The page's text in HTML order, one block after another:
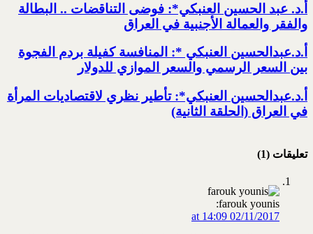
أ.د. عبد الحسين العنبكي*: فوضى التناقضات .. البطالة
والفقر والعمالة الأجنبية في العراق
أ.د.عبدالحسين العنبكي *: المنافسة كفيلة بردم الفجوة
بين السعر الرسمي والسعر الموازي للدولار
أ.د.عبدالحسين العنبكي*: تأطير نظري لاقتصاديات المرأة
في العراق (الحلقة الثانية)
تعليقات (1)
farouk younis:
02/11/2017 at 14:09